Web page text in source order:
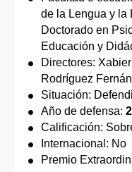
de la Lengua y la
Doctorado en
Educación y
Directores:
Rodríguez
Situación:
Año de defensa:
Calificación:
Internacional: No
Premio